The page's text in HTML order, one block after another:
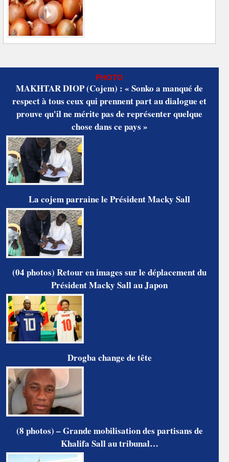
PHOTO
MAKHTAR DIOP (Cojem) : « Sonko a manqué de
respect à tous ceux qui prennent part au dialogue et
prouve qu'il ne mérite pas de représenter quelque
chose dans ce pays »
La cojem parraine le Président Macky Sall
(04 photos) Retour en images sur le déplacement du
Président Macky Sall au Japon
Drogba change de tête
(8 photos) – Grande mobilisation des partisans de
Khalifa Sall au tribunal…